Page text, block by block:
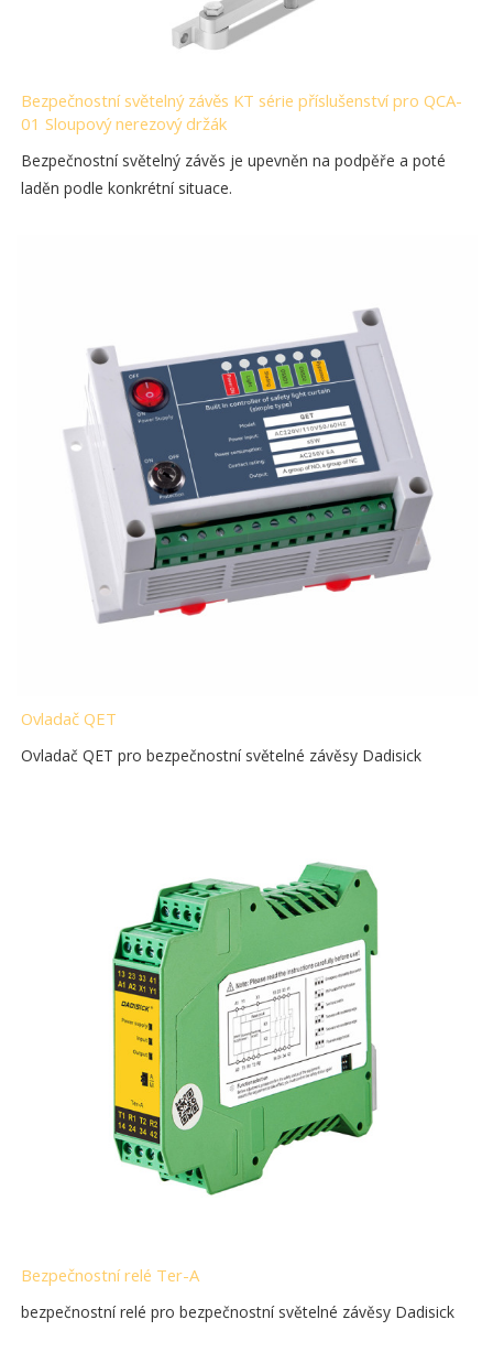
Bezpečnostní světelný závěs KT série příslušenství pro QCA-
01 Sloupový nerezový držák
Bezpečnostní světelný závěs je upevněn na podpěře a poté
laděn podle konkrétní situace.
Ovladač QET
Ovladač QET pro bezpečnostní světelné závěsy Dadisick
Bezpečnostní relé Ter-A
bezpečnostní relé pro bezpečnostní světelné závěsy Dadisick